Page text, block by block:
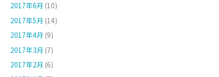
2017年6月 (10)
2017年5月 (14)
2017年4月 (9)
2017年3月 (7)
2017年2月 (6)